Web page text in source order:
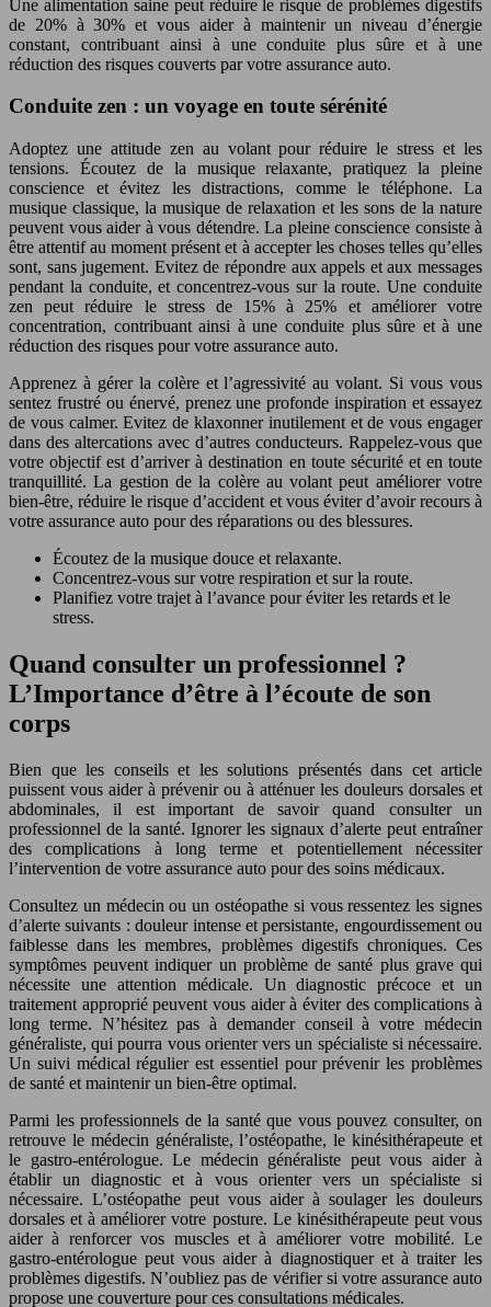
Une alimentation saine peut réduire le risque de problèmes digestifs
de 20% à 30% et vous aider à maintenir un niveau d’énergie
constant, contribuant ainsi à une conduite plus sûre et à une
réduction des risques couverts par votre assurance auto.
Conduite zen : un voyage en toute sérénité
Adoptez une attitude zen au volant pour réduire le stress et les
tensions. Écoutez de la musique relaxante, pratiquez la pleine
conscience et évitez les distractions, comme le téléphone. La
musique classique, la musique de relaxation et les sons de la nature
peuvent vous aider à vous détendre. La pleine conscience consiste à
être attentif au moment présent et à accepter les choses telles qu’elles
sont, sans jugement. Evitez de répondre aux appels et aux messages
pendant la conduite, et concentrez-vous sur la route. Une conduite
zen peut réduire le stress de 15% à 25% et améliorer votre
concentration, contribuant ainsi à une conduite plus sûre et à une
réduction des risques pour votre assurance auto.
Apprenez à gérer la colère et l’agressivité au volant. Si vous vous
sentez frustré ou énervé, prenez une profonde inspiration et essayez
de vous calmer. Evitez de klaxonner inutilement et de vous engager
dans des altercations avec d’autres conducteurs. Rappelez-vous que
votre objectif est d’arriver à destination en toute sécurité et en toute
tranquillité. La gestion de la colère au volant peut améliorer votre
bien-être, réduire le risque d’accident et vous éviter d’avoir recours à
votre assurance auto pour des réparations ou des blessures.
Écoutez de la musique douce et relaxante.
Concentrez-vous sur votre respiration et sur la route.
Planifiez votre trajet à l’avance pour éviter les retards et le
stress.
Quand consulter un professionnel ?
L’Importance d’être à l’écoute de son
corps
Bien que les conseils et les solutions présentés dans cet article
puissent vous aider à prévenir ou à atténuer les douleurs dorsales et
abdominales, il est important de savoir quand consulter un
professionnel de la santé. Ignorer les signaux d’alerte peut entraîner
des complications à long terme et potentiellement nécessiter
l’intervention de votre assurance auto pour des soins médicaux.
Consultez un médecin ou un ostéopathe si vous ressentez les signes
d’alerte suivants : douleur intense et persistante, engourdissement ou
faiblesse dans les membres, problèmes digestifs chroniques. Ces
symptômes peuvent indiquer un problème de santé plus grave qui
nécessite une attention médicale. Un diagnostic précoce et un
traitement approprié peuvent vous aider à éviter des complications à
long terme. N’hésitez pas à demander conseil à votre médecin
généraliste, qui pourra vous orienter vers un spécialiste si nécessaire.
Un suivi médical régulier est essentiel pour prévenir les problèmes
de santé et maintenir un bien-être optimal.
Parmi les professionnels de la santé que vous pouvez consulter, on
retrouve le médecin généraliste, l’ostéopathe, le kinésithérapeute et
le gastro-entérologue. Le médecin généraliste peut vous aider à
établir un diagnostic et à vous orienter vers un spécialiste si
nécessaire. L’ostéopathe peut vous aider à soulager les douleurs
dorsales et à améliorer votre posture. Le kinésithérapeute peut vous
aider à renforcer vos muscles et à améliorer votre mobilité. Le
gastro-entérologue peut vous aider à diagnostiquer et à traiter les
problèmes digestifs. N’oubliez pas de vérifier si votre assurance auto
propose une couverture pour ces consultations médicales.